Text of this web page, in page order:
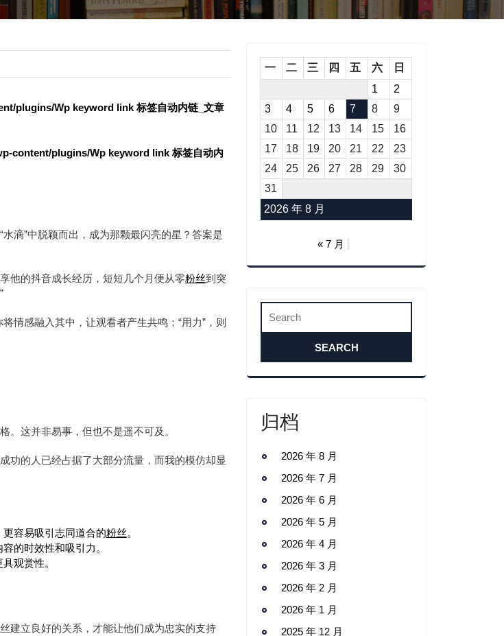
plugins/Wp keyword link 标签自动内链_文章
content/plugins/Wp keyword link 标签自动内
滴”中脱颖而出，成为那颗最闪亮的星？答案是
他的抖音成长经历，短短几个月便从零粉丝到突
情感融入其中，让观看者产生共鸣；“用力”，则
。这并非易事，但也不是遥不可及。
功的人已经占据了大部分流量，而我的模仿却显
容易吸引志同道合的粉丝。
的时效性和吸引力。
观赏性。
建立良好的关系，才能让他们成为忠实的支持
2026 年 8 月
一 二 三 四 五 六
日
1
2
3
4 5 6 7 8
9
10
11 12 13 14 15
16
17
18 19 20 21 22
23
24
25 26 27 28 29
30
31
« 7 月
归档
2026 年 8 月
2026 年 7 月
2026 年 6 月
2026 年 5 月
2026 年 4 月
2026 年 3 月
2026 年 2 月
2026 年 1 月
2025 年 12 月